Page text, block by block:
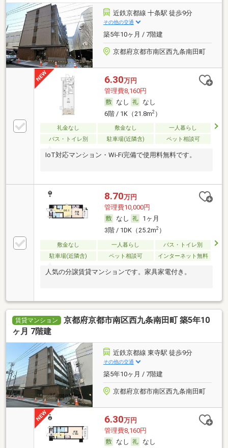
近鉄京都線 十条駅 徒歩9分
その他の交通
築5年10ヶ月 / 7階建
京都府京都市南区西九条南田町
6.30万円
管理費8,160円
なし
なし
6階 / 1K（21.8m2）
礼金なし 敷金なし
一人暮らし
バス・トイレ別
駐車場(近隣含) ペット相談可
IoT対応マンション・Wi-Fi完備で使用料無料です。
8.70万円
管理費10,000円
なし
1ヶ月
3階 / 1DK（25.2m2）
敷金なし 一人暮らし
バス・トイレ別
駐車場(近隣含)
ペット相談可 インターネット無料
人気の分譲賃貸マンションです。家具家電付き。
賃貸マンション
京都府京都市南区西九条南田町 築5年10
ヶ月 7階建
近鉄京都線 東寺駅 徒歩9分
その他の交通
築5年10ヶ月 / 7階建
京都府京都市南区西九条南田町
6.30万円
管理費8,160円
なし
なし